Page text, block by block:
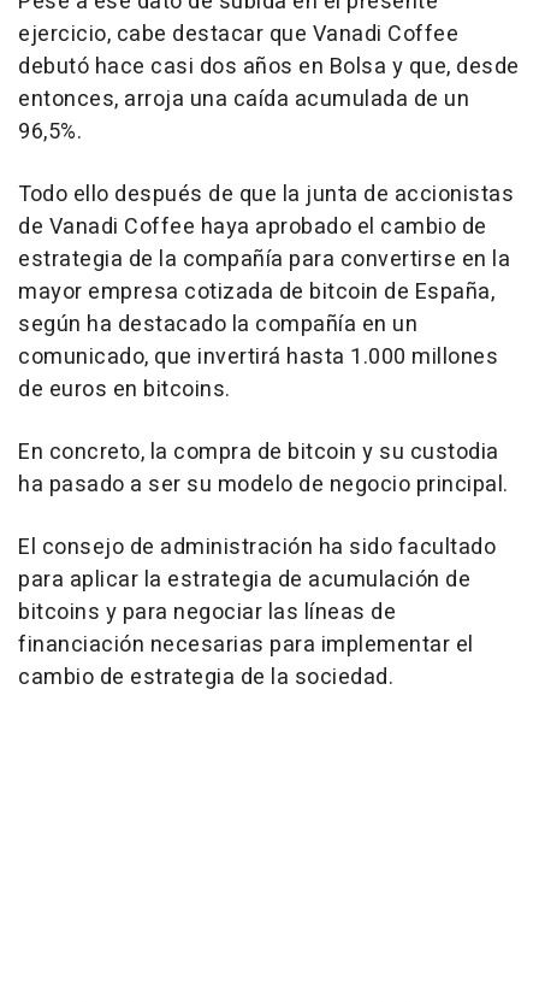
ejercicio, cabe destacar que Vanadi Coffee
debutó hace casi dos años en Bolsa y que, desde
entonces, arroja una caída acumulada de un
96,5%.
Todo ello después de que la junta de accionistas
de Vanadi Coffee haya aprobado el cambio de
estrategia de la compañía para convertirse en la
mayor empresa cotizada de bitcoin de España,
según ha destacado la compañía en un
comunicado, que invertirá hasta 1.000 millones
de euros en bitcoins.
En concreto, la compra de bitcoin y su custodia
ha pasado a ser su modelo de negocio principal.
El consejo de administración ha sido facultado
para aplicar la estrategia de acumulación de
bitcoins y para negociar las líneas de
financiación necesarias para implementar el
cambio de estrategia de la sociedad.